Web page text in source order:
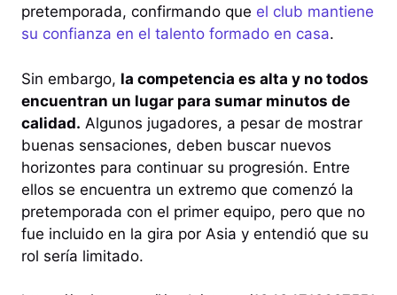
pretemporada, confirmando que el club mantiene
su confianza en el talento formado en casa.
Sin embargo, la competencia es alta y no todos
encuentran un lugar para sumar minutos de
calidad. Algunos jugadores, a pesar de mostrar
buenas sensaciones, deben buscar nuevos
horizontes para continuar su progresión. Entre
ellos se encuentra un extremo que comenzó la
pretemporada con el primer equipo, pero que no
fue incluido en la gira por Asia y entendió que su
rol sería limitado.